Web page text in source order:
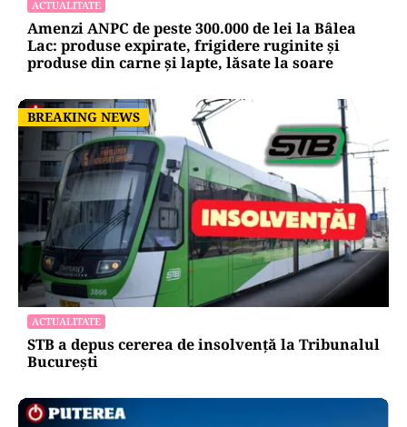
ACTUALITATE
Amenzi ANPC de peste 300.000 de lei la Bâlea
Lac: produse expirate, frigidere ruginite și
produse din carne și lapte, lăsate la soare
BREAKING NEWS
BREAKING NEWS
ACTUALITATE
STB a depus cererea de insolvență la Tribunalul
București